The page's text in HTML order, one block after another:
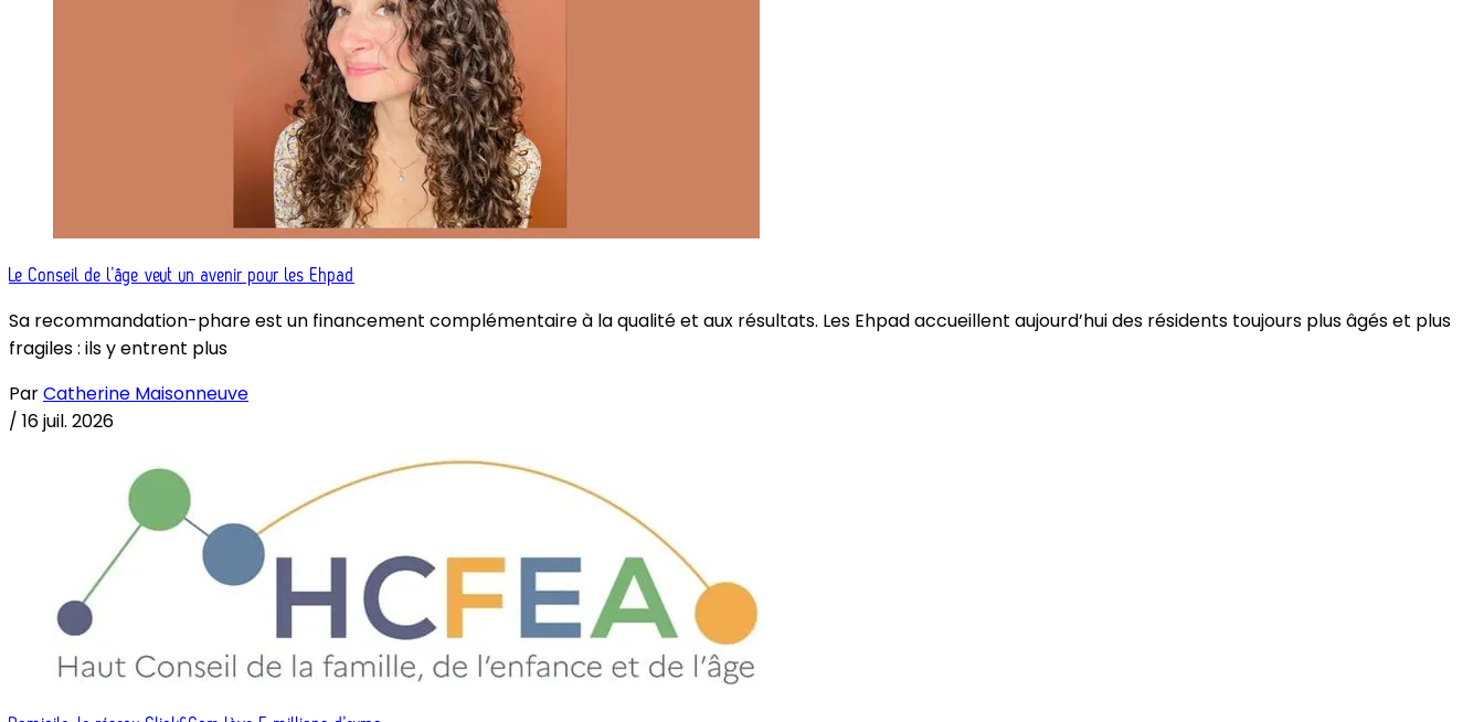
Le Conseil de l’âge veut un avenir pour les Ehpad
Sa recommandation-phare est un financement complémentaire à la qualité et aux résultats. Les Ehpad accueillent aujourd’hui des résidents toujours plus âgés et plus
fragiles : ils y entrent plus
ParCatherine Maisonneuve
/ 16 juil. 2026